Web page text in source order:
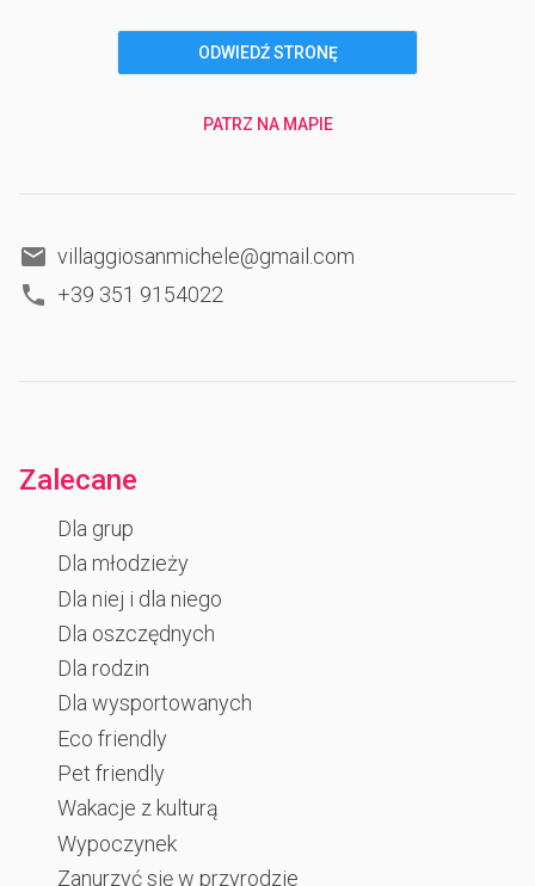
ODWIEDŹ STRONĘ
PATRZ NA MAPIE
villaggiosanmichele@gmail.com
+39 351 9154022
Zalecane
Dla grup
Dla młodzieży
Dla niej i dla niego
Dla oszczędnych
Dla rodzin
Dla wysportowanych
Eco friendly
Pet friendly
Wakacje z kulturą
Wypoczynek
Zanurzyć się w przyrodzie